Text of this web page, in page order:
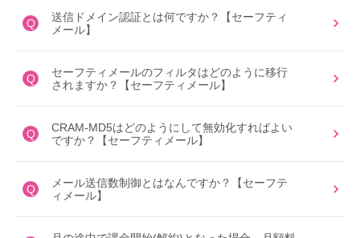
Q
送信ドメイン認証とは何ですか？【セーフティ
メール】
Q
セーフティメールのフィルタはどのように移行
されますか？【セーフティメール】
Q
CRAM-MD5はどのようにして無効化すればよい
ですか？【セーフティメール】
Q
メール送信数制御とはなんですか？【セーフテ
ィメール】